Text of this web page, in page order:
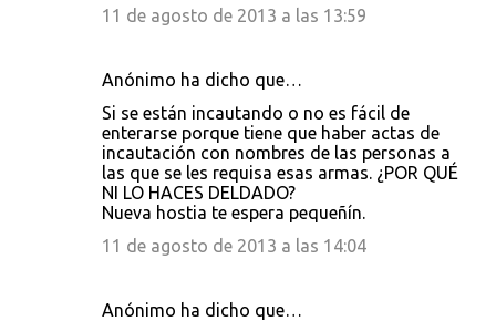
11 de agosto de 2013 a las 13:59
Anónimo ha dicho que…
Si se están incautando o no es fácil de
enterarse porque tiene que haber actas de
incautación con nombres de las personas a
las que se les requisa esas armas. ¿POR QUÉ
NI LO HACES DELDADO?
Nueva hostia te espera pequeñín.
11 de agosto de 2013 a las 14:04
Anónimo ha dicho que…